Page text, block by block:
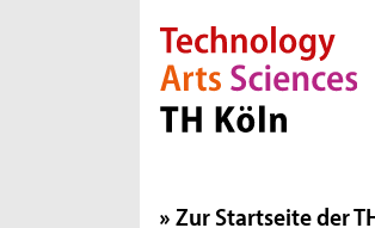
Direkt zur
Direkt zur Subnavigation
Direkt zum Inhalt
Direkt zum Fußbereich
Zur Startseite der